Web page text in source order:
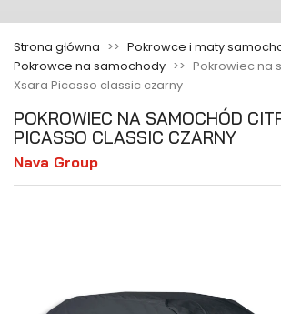
Strona główna
Pokrowce i maty
Pokrowce na samochody
Pokrowiec na
Xsara Picasso classic czarny
POKROWIEC NA SAMOCHÓD
PICASSO CLASSIC CZARNY
Nava Group